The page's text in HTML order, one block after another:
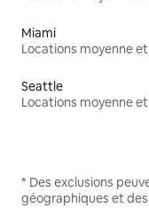
Miami
Seattle
* Des exclusions
géographiques et